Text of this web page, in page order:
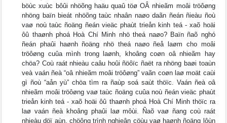
böùc xuùc bôûi nhöõng haäu quaû töø OÂ nhieãm moâi tröôøng
nhöng baïn bieát nhöõng taùc nhaân naøo daãn ñeán ñieàu ñoù
vaø noù taùc ñoäng ñeán vieäc phaùt trieån kinh teá - xaõ hoäi
ôû thaønh phoá Hoà Chí Minh nhö theá naøo? Baïn ñaõ nghó
ñeán phaûi haønh ñoäng nhö theá naøo ñeå laøm cho moâi
tröôøng cuûa mình trong laønh, khoâng coøn oâ nhieãm hay
chöa? Coù raát nhieàu caâu hoûi ñöôïc ñaët ra nhöng baøi toaùn
veà vaán ñeà “oâ nhieãm moâi tröôøng” vaãn coøn laø moät caùi
gì ñoù “aån yù” chöa tìm ra ñaùp soá saùt thöïc. Vaán ñeà oâ
nhieãm moâi tröôøng vaø taùc ñoäng cuûa noù ñeán vieäc phaùt
trieån kinh teá - xaõ hoäi ôû thaønh phoá Hoà Chí Minh thöïc ra
laø vaán ñeà khoâng phaûi laø môùi. Ñaõ vaø ñang coù raát
nhieàu döï aùn, chöông trình nghieân cöùu vaø haønh ñoäng lôùn